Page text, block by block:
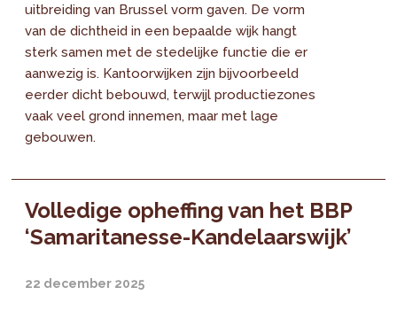
uitbreiding van Brussel vorm gaven. De vorm
van de dichtheid in een bepaalde wijk hangt
sterk samen met de stedelijke functie die er
aanwezig is. Kantoorwijken zijn bijvoorbeeld
eerder dicht bebouwd, terwijl productiezones
vaak veel grond innemen, maar met lage
gebouwen.
Volledige opheffing van het BBP
‘Samaritanesse-Kandelaarswijk’
22 december 2025